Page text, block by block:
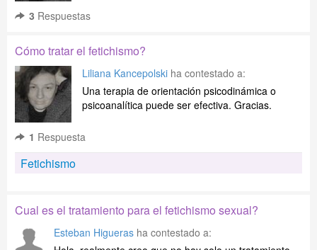
3 Respuestas
Cómo tratar el fetichismo?
Liliana Kancepolski ha contestado a:
Una terapia de orientación psicodinámica o
psicoanalítica puede ser efectiva. Gracias.
1 Respuesta
Fetichismo
Cual es el tratamiento para el fetichismo sexual?
Esteban Higueras ha contestado a: